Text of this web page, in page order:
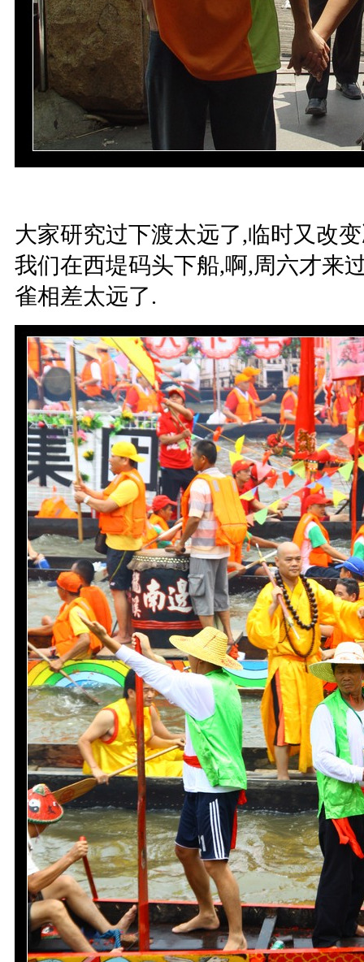
大家研究过下渡太远了,临时又改
我们在西堤码头下船,啊,周六才来
雀相差太远了.